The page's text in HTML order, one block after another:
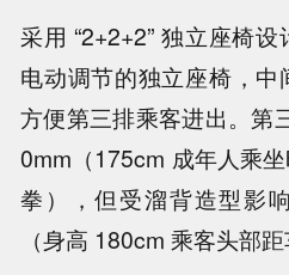
采用 “2+2+2” 独立座椅
电动调节的独立座椅，中
方便第三排乘客进出。第
0mm（175cm 成年人乘
拳），但受溜背造型影
（身高 180cm 乘客头部距